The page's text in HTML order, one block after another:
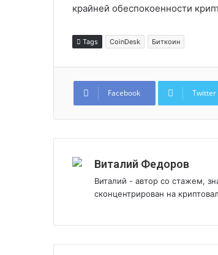
крайней обеспокоенности
Tags CoinDesk Биткоин
Facebook Twitter
Виталий Федоров
Виталий - автор со стажем,
сконцентрирован на